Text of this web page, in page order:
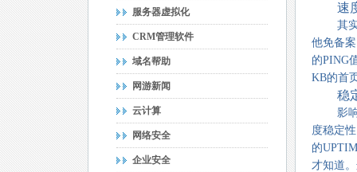
服务器虚拟化
CRM管理软件
域名帮助
网游新闻
云计算
网络安全
企业安全
速
其
他免备
的PING
KB的首
稳
影
度稳定
的
才知道